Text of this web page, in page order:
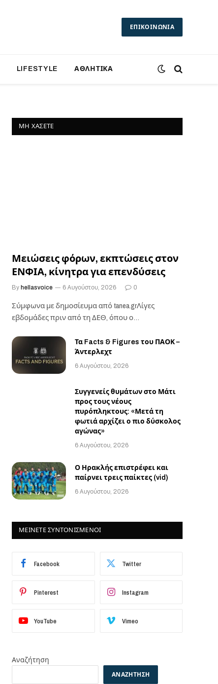
ΕΠΙΚΟΙΝΩΝΙΑ
LIFESTYLE ΑΘΛΗΤΙΚΑ
ΜΗ ΧΆΣΕΤΕ
Μειώσεις φόρων, εκπτώσεις στον
ΕΝΦΙΑ, κίνητρα για επενδύσεις
By hellasvoice 6 Αυγούστου, 2026 0
Σύμφωνα με δημοσίευμα από tanea.grΛίγες
εβδομάδες πριν από τη ΔΕΘ, όπου ο
Τα Facts & Figures του ΠΑΟΚ –
Άντερλεχτ
6 Αυγούστου, 2026
Συγγενείς θυμάτων στο Μάτι
προς τους νέους
πυρόπληκτους: «Μετά τη
φωτιά αρχίζει ο πιο δύσκολος
αγώνας»
6 Αυγούστου, 2026
Ο Ηρακλής επιστρέφει και
παίρνει τρεις παίκτες (vid)
6 Αυγούστου, 2026
ΜΕΙΝΕΤΕ ΣΥΝΤΟΝΙΣΜΕΝΟΙ
Facebook Twitter
Pinterest Instagram
YouTube Vimeo
Αναζήτηση
ΑΝΑΖΉΤΗΣΗ